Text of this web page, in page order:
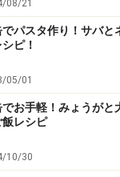
トが絶品の「
ピ
08/21
でパスタ作り！サバと
ピ！
05/01
お手軽！みょうがと
飯レシピ
10/30